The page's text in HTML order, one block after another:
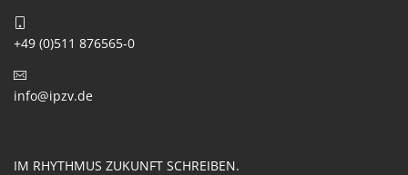
+49 (0)511 876565-0
info@ipzv.de
IM RHYTHMUS ZUKUNFT SCHREIBEN.